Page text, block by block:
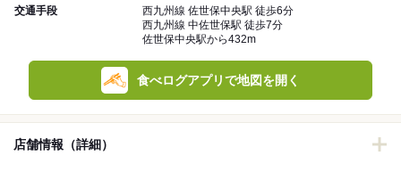
交通手段
西九州線 佐世保中央駅 徒歩6分
西九州線 中佐世保駅 徒歩7分
佐世保中央駅から432m
食べログアプリで地図を開く
店舗情報（詳細）